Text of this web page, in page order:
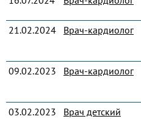
21.02.2024
Врач-кардиолог
09.02.2023
Врач-кардиолог
03.02.2023
Врач детский